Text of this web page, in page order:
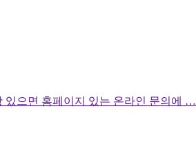
있으면 홈페이지 있는 온라인 문의에 …